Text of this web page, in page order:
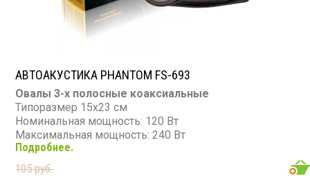
АВТОАКУСТИКА PHANTOM FS-693
Овалы 3-х полосные коаксиальные
Типоразмер 15х23 см
Номинальная мощность: 120 Вт
Максимальная мощность: 240 Вт
Диапазон частот: 50 - 20 000 Гц
Чувствительность: 41 дБ
Подробнее.
105 руб.